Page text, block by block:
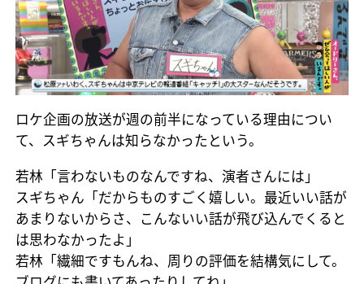
ロケ企画の放送が週の前半になっている理由につい
て、スギちゃんは知らなかったという。
若林「言わないものなんですね、演者さんには」
スギちゃん「だからものすごく嬉しい。最近いい話が
あまりないからさ、こんないい話が飛び込んでくると
は思わなかったよ」
若林「繊細ですもんね、周りの評価を結構気にして。